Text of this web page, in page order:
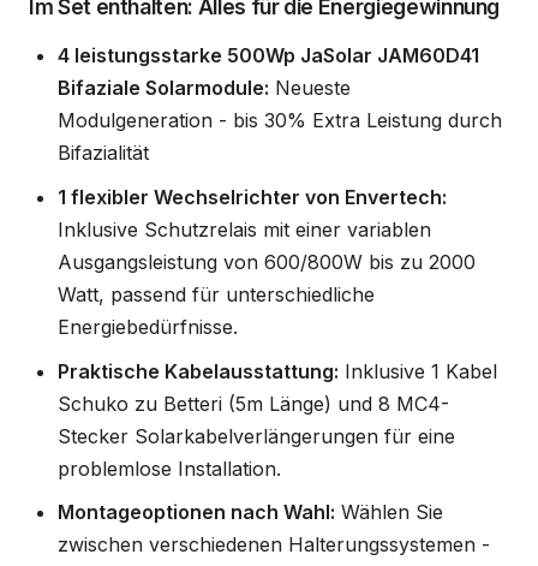
Im Set enthalten: Alles für die Energiegewinnung
4 leistungsstarke 500Wp JaSolar JAM60D41
Bifaziale Solarmodule: Neueste
Modulgeneration - bis 30% Extra Leistung durch
Bifazialität
1 flexibler Wechselrichter von Envertech:
Inklusive Schutzrelais mit einer variablen
Ausgangsleistung von 600/800W bis zu 2000
Watt, passend für unterschiedliche
Energiebedürfnisse.
Praktische Kabelausstattung: Inklusive 1 Kabel
Schuko zu Betteri (5m Länge) und 8 MC4-
Stecker Solarkabelverlängerungen für eine
problemlose Installation.
Montageoptionen nach Wahl: Wählen Sie
zwischen verschiedenen Halterungssystemen -